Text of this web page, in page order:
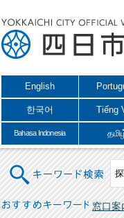
English
한국어 Tiếng
Bahasa Indonesia
キーワード検索
おすすめキーワード 窓口案